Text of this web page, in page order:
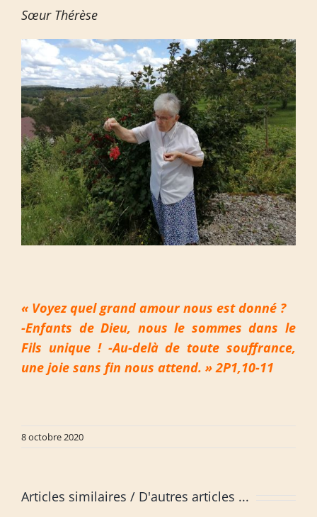
Sœur Thérèse
« Voyez quel grand amour nous est donné ?
-Enfants de Dieu, nous le sommes dans le
Fils unique ! -Au-delà de toute souffrance,
une joie sans fin nous attend. » 2P1,10-11
8 octobre 2020
Articles similaires